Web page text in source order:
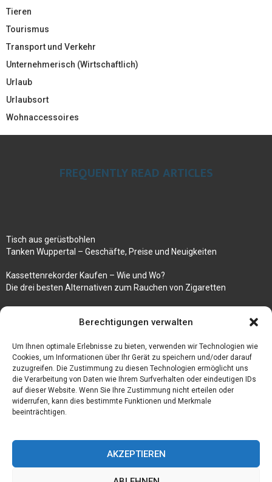
Berechtigungen verwalten
Um Ihnen optimale Erlebnisse zu bieten, verwenden wir Technologien wie
Cookies, um Informationen über Ihr Gerät zu speichern und/oder darauf
zuzugreifen. Die Zustimmung zu diesen Technologien ermöglicht uns
die Verarbeitung von Daten wie Ihrem Surfverhalten oder eindeutigen IDs
auf dieser Website. Wenn Sie Ihre Zustimmung nicht erteilen oder
widerrufen, kann dies bestimmte Funktionen und Merkmale
beeinträchtigen.
AKZEPTIEREN
Tieren
Tourismus
Transport und Verkehr
Unternehmerisch (Wirtschaftlich)
Urlaub
Urlaubsort
Wohnaccessoires
FREQUENTLY READ ARTICLES
Tisch aus gerüstbohlen
Tanken Wuppertal – Geschäfte, Preise und Neuigkeiten
Kassettenrekorder Kaufen – Wie und Wo?
Die drei besten Alternativen zum Rauchen von Zigaretten
Rezepte für gekochte Süßkartoffeln
Gönnen Sie sich bedruckte Fliesen mit einem eigenen Bild